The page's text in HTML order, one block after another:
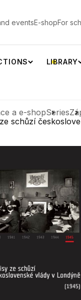
eventsE-shopFor
LIBRARY
a e-shopSeries
schůzí